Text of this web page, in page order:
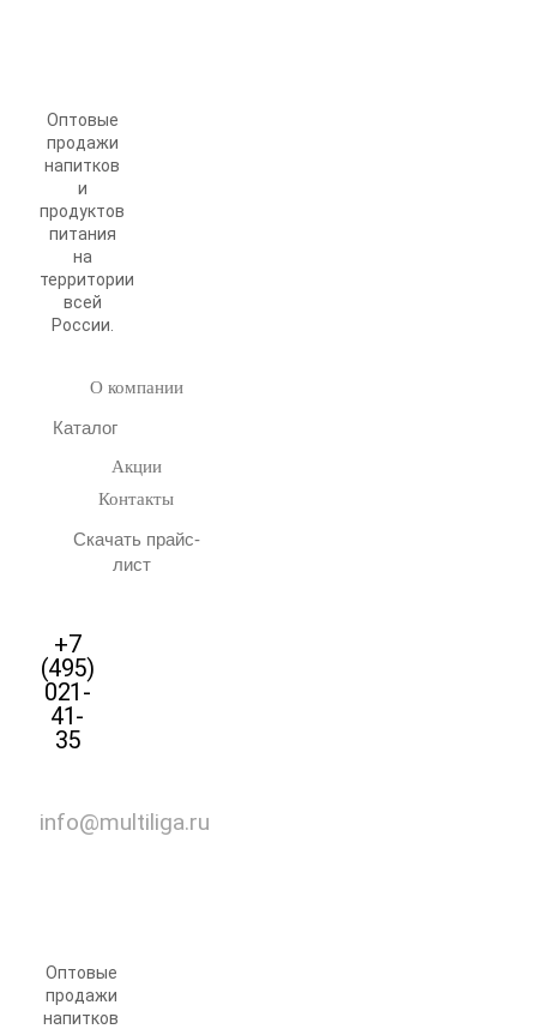
Оптовые
продажи
напитков
и
продуктов
питания
на
территории
всей
России.
О компании
Каталог
Акции
Контакты
Скачать прайс-
лист
+7
(495)
021-
41-
35
info@multiliga.ru
Оптовые
продажи
напитков